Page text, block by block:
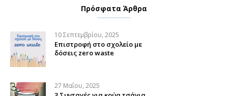
Πρόσφατα Άρθρα
10 Σεπτεμβρίου, 2025
Επιστροφή στο σχολείο με
δόσεις zero waste
27 Μαΐου, 2025